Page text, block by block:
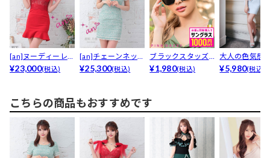
[an]ヌーディーレー
スチュールリボン...
¥23,000(税込)
[an]チェーンネック
フリンジツイード...
¥25,300(税込)
ブラックスタッズ
サングラス
¥1,980(税込)
大人の色気感
ネックビジュ
¥5,980(税込)
こちらの商品もおすすめです